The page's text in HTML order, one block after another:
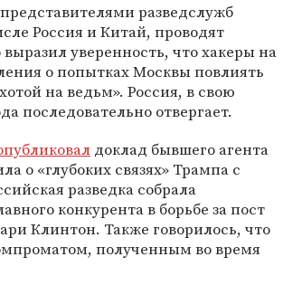
разведслужб
Россия и Китай, проводят
уверенность, что хакеры на
о попытках Москвы повлиять
на ведьм». Россия, в свою
последовательно отвергает.
доклад бывшего агента
о «глубоких связях» Трампа с
разведка собрала
конкурента в борьбе за пост
Клинтон. Также говорилось, что
полученным во время